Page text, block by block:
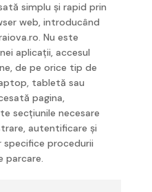
simplu și rapid prin
web, introducând
Nu este
aplicații, accesul
de pe orice tip de
tabletă sau
pagina,
secțiunile necesare
autentificare și
procedurii
parcare.